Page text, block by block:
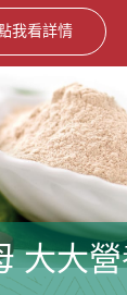
我看詳情
大大